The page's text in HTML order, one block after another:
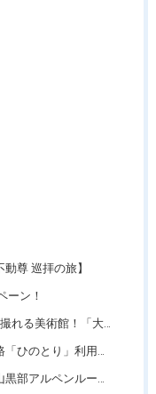
尊 巡拝の旅】
ーン！
！「大塚国際美術館」
とり」利用ツアー
ルペンルートツアー